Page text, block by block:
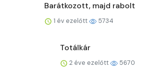
Barátkozott, majd rabolt
1 év ezelőtt 5734
Totálkár
2 éve ezelőtt 5670